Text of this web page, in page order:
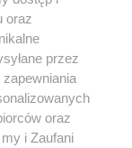
polu
w
użycie lub
prawa,
kary i może być
oraz
przez
oraz
i Zaufani